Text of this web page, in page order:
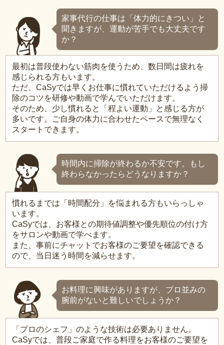
家事代行の仕事は「体力的にきつい」と
聞きますが、運動が苦手でも大丈夫です
か？
最初は普段使わない筋肉を使うため、数日間は疲れを
感じられる方もいます。
ただ、CaSyでは早くお仕事に慣れていただけるよう掃
除のコツを研修や動画で学んでいただけます。
そのため、少し慣れると「程よい運動」と感じる方が
多いです。ご自身の体力に合わせたペースで無理なく
スタートできます。
時間内に掃除が終わるか不安です。もし
終わらなかったらどうなりますか？
慣れるまでは「時間配分」を悩まれる方もいらっしゃ
います。
CaSyでは、お客様との期待値調整や優先順位の付け方
をサロンや動画で学べます。
また、事前にチャットでお客様のご要望を確認できる
ので、当日迷う時間を減らせます。
お料理に興味がありますが、プロ並みの
腕前がないと難しいでしょうか？
「プロのシェフ」のような技術は必要ありません。
CaSyでは、普段ご家庭で作る料理をお客様のご要望を